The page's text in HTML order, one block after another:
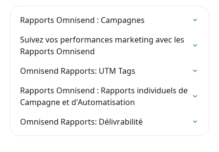
Rapports Omnisend : Campagnes
Suivez vos performances marketing avec les
Rapports Omnisend
Omnisend Rapports: UTM Tags
Rapports Omnisend : Rapports individuels de
Campagne et d'Automatisation
Omnisend Rapports: Délivrabilité